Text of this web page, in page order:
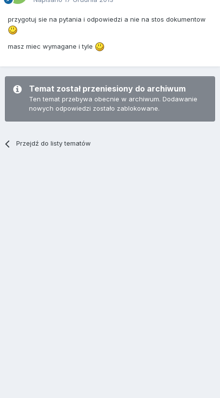
przygotuj sie na pytania i odpowiedzi a nie na stos dokumentow
masz miec wymagane i tyle
Temat został przeniesiony do archiwum
Ten temat przebywa obecnie w archiwum. Dodawanie
nowych odpowiedzi zostało zablokowane.
Przejdź do listy tematów